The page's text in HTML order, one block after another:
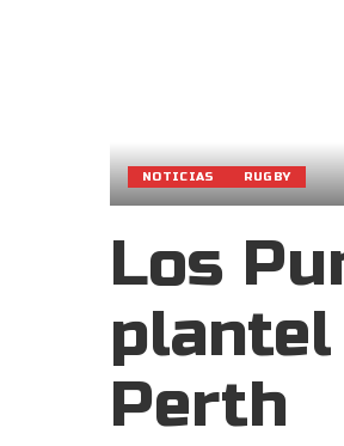
NOTICIAS RUGBY
Los
plantel
Perth